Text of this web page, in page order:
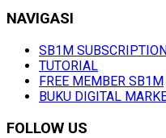
NAVIGASI
SB1M
TUTORIAL
FREE MEMBER SB1M
BUKU DIGITAL
FOLLOW US